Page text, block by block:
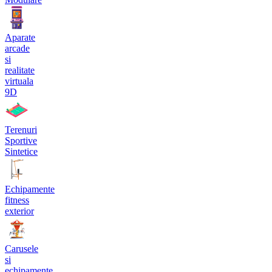
Aparate
arcade
si
realitate
virtuala
9D
Terenuri
Sportive
Sintetice
Echipamente
fitness
exterior
Carusele
si